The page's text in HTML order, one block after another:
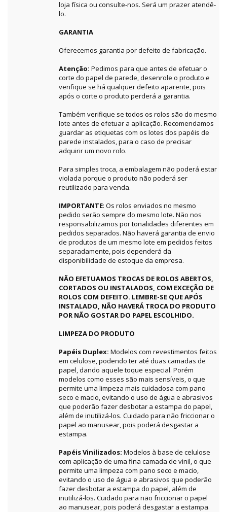
loja física ou consulte-nos. Será um prazer atendê-
lo.
GARANTIA
Oferecemos garantia por defeito de fabricação.
Atenção: Pedimos para que antes de efetuar o
corte do papel de parede, desenrole o produto e
verifique se há qualquer defeito aparente, pois
após o corte o produto perderá a garantia.
Também verifique se todos os rolos são do mesmo
lote antes de efetuar a aplicação. Recomendamos
guardar as etiquetas com os lotes dos papéis de
parede instalados, para o caso de precisar
adquirir um novo rolo.
Para simples troca, a embalagem não poderá estar
violada porque o produto não poderá ser
reutilizado para venda.
IMPORTANTE: Os rolos enviados no mesmo
pedido serão sempre do mesmo lote. Não nos
responsabilizamos por tonalidades diferentes em
pedidos separados. Não haverá garantia de envio
de produtos de um mesmo lote em pedidos feitos
separadamente, pois dependerá da
disponibilidade de estoque da empresa.
NÃO EFETUAMOS TROCAS DE ROLOS ABERTOS,
CORTADOS OU INSTALADOS, COM EXCEÇÃO DE
ROLOS COM DEFEITO. LEMBRE-SE QUE APÓS
INSTALADO, NÃO HAVERÁ TROCA DO PRODUTO
POR NÃO GOSTAR DO PAPEL ESCOLHIDO.
LIMPEZA DO PRODUTO
Papéis Duplex: Modelos com revestimentos feitos
em celulose, podendo ter até duas camadas de
papel, dando aquele toque especial. Porém
modelos como esses são mais sensíveis, o que
permite uma limpeza mais cuidadosa com pano
seco e macio, evitando o uso de água e abrasivos
que poderão fazer desbotar a estampa do papel,
além de inutilizá-los. Cuidado para não friccionar o
papel ao manusear, pois poderá desgastar a
estampa.
Papéis Vinilizados: Modelos à base de celulose
com aplicação de uma fina camada de vinil, o que
permite uma limpeza com pano seco e macio,
evitando o uso de água e abrasivos que poderão
fazer desbotar a estampa do papel, além de
inutilizá-los. Cuidado para não friccionar o papel
ao manusear, pois poderá desgastar a estampa.